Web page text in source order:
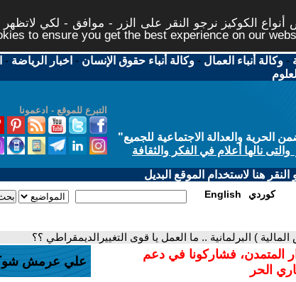
الكوكيز نرجو النقر على الزر - موافق - لكي لاتظهر
to ensure you get the best experience on our
-وكالة أنباء العمال -وكالة أنباء حقوق الإنسان - اخبار الرياضة -
التبرع للموقع - ادعمونا
والعدالة الاجتماعية للجميع"
نالها أعلام في الفكر والثقافة
هنا لاستخدام الموقع البديل
English كوردي
) البرلمانية .. ما العمل يا قوى التغييرالديمقراطي ؟؟
المتمدن، فشاركونا في دعم
الحر
علي عرمش